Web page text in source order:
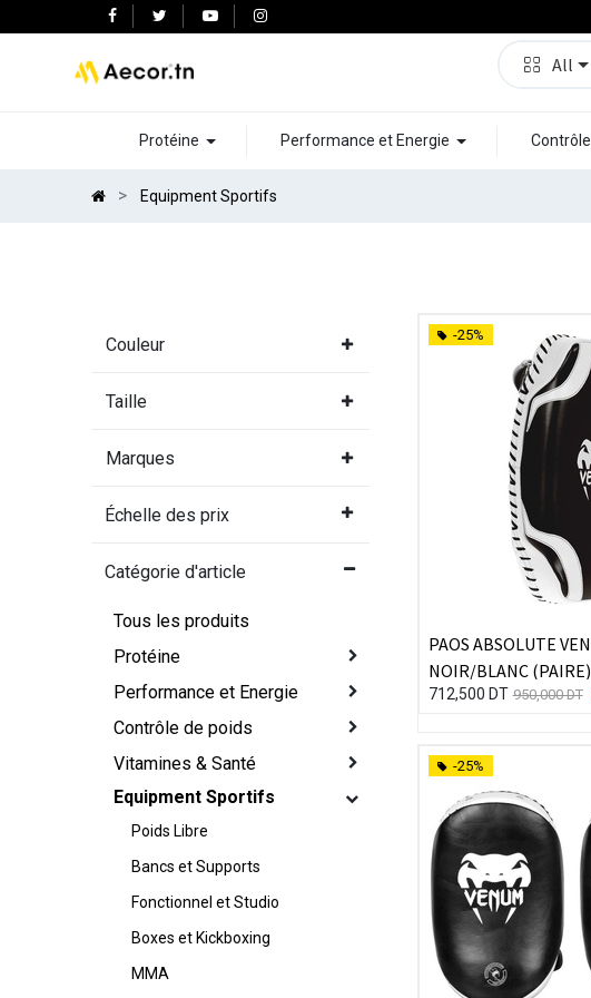
All
Protéine Performance et Energie
Equipment Sportifs
Couleur
Taille
Marques
Échelle des prix
Catégorie d'article
Tous les produits
Protéine
Performance et Energie
Contrôle de poids
Vitamines & Santé
Equipment Sportifs
Poids Libre
Bancs et Supports
Fonctionnel et Studio
Boxes et Kickboxing
MMA
-25%
PAOS ABSOLUTE
NOIR/BLANC (PAIRE)
712,500 DT 950,000DT
-25%